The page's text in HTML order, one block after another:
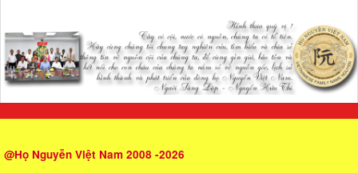
@Họ Nguyễn Việt Nam 2008 -2026